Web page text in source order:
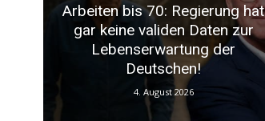
Arbeiten bis 70: Regierung hat
gar keine validen Daten zur
Lebenserwartung der
Deutschen!
4. August 2026